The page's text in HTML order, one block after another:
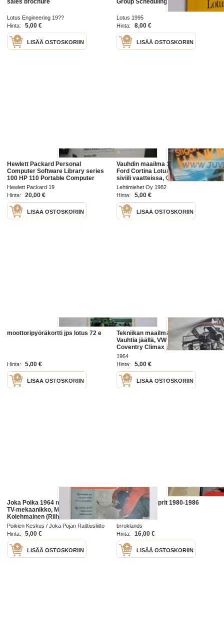
sales brochure
Lotus Engineering 19??
Hinta:
5,00 €
LISÄÄ OSTOSKORIIN
Group Scheduling Standard
Lotus 1995
Hinta:
8,00 €
LISÄÄ OSTOSKORIIN
Hewlett Packard Personal
Computer Software Library series
100 HP 110 Portable Computer
Lotus 1-2-3 User´s manual -
ohjekirja
Hewlett Packard 19
Hinta:
20,00 €
LISÄÄ OSTOSKORIIN
Vauhdin maailma 1982 nr 4 -mm.
Ford Cortina Lotus -68 aristokaatti
siviili vaatteissa, Chevykupla, Red
Hot Ford 1928 ja Dodge 1937,
Toyota Hi-lux 2200 Diesel 4WD
Lehtimiehet Oy 1982
Hinta:
5,00 €
LISÄÄ OSTOSKORIIN
moottoripyöräkortti jps lotus 72 e
Hinta: 5,00 €
LISÄÄ OSTOSKORIIN
Tekniikan maailma 1964 nr 2 -mm.
Vauhtia jäällä, VW 1200, Lotus 25
Coventry Climax ja Volga farmari
ja Citroen 2 CV, Saabin tarina,
Saammeko esitellä
1964
Hinta:
5,00 €
LISÄÄ OSTOSKORIIN
Joka Poika 1964 nr 1, Lotus Elite,
TV-mekaanikko, Mikko Adolf
Kolehmainen (Riihimäen Lasi)
Torpanpojasta teollisuusmieheksi,
tehtäviä, tietoa, askartelua ym.
Poikien Keskus / Joka Pojan Raittiusliitto
1964
Hinta: 5,00 €
LISÄÄ OSTOSKORIIN
Lotus turbo Esprit 1980-1986
brroklands
Hinta:
16,00 €
LISÄÄ OSTOSKORIIN